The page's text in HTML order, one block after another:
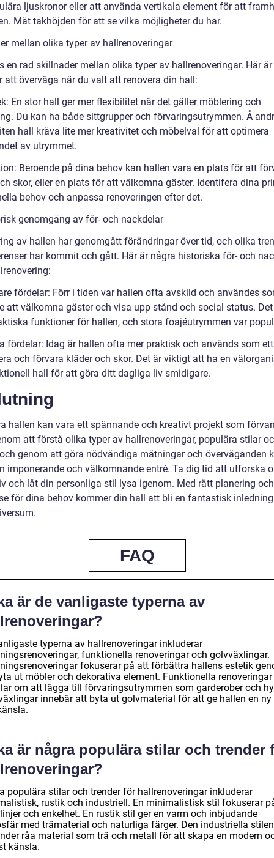
ljuskronor eller att använda vertikala element för att
Mät takhöjden för att se vilka möjligheter du har.
mellan olika typer av hallrenoveringar
en rad skillnader mellan olika typer av hallrenoveringar. Här
att överväga när du valt att renovera din hall:
En stor hall ger mer flexibilitet när det gäller möblering och
Du kan ha både sittgrupper och förvaringsutrymmen. Å
hall kräva lite mer kreativitet och möbelval för att optimera
av utrymmet.
Beroende på dina behov kan hallen vara en plats för att
skor, eller en plats för att välkomna gäster. Identifera dina
behov och anpassa renoveringen efter det.
genomgång av för- och nackdelar
av hallen har genomgått förändringar över tid, och olika
har kommit och gått. Här är några historiska för- och
fördelar: Förr i tiden var hallen ofta avskild och användes
att välkomna gäster och visa upp stånd och social status.
funktioner för hallen, och stora foajéutrymmen var
fördelar: Idag är hallen ofta mer praktisk och används som
och förvara kläder och skor. Det är viktigt att ha en
hall för att göra ditt dagliga liv smidigare.
hallen kan vara ett spännande och kreativt projekt som
att förstå olika typer av hallrenoveringar, populära stilar
genom att göra nödvändiga mätningar och överväganden
imponerande och välkomnande entré. Ta dig tid att utforska
och låt din personliga stil lysa igenom. Med rätt planering och
för dina behov kommer din hall att bli en fantastisk
FAQ
är de vanligaste typerna av
typerna av hallrenoveringar inkluderar
funktionella renoveringar och golvväxlingar.
fokuserar på att förbättra hallens estetik
ut möbler och dekorativa element. Funktionella renoveringar
om att lägga till förvaringsutrymmen som garderober och
innebär att byta ut golvmaterial för att ge hallen en ny
är några populära stilar och trender
populära stilar och trender för hallrenoveringar inkluderar
rustik och industriell. En minimalistisk stil fokuserar
och enkelhet. En rustik stil ger en varm och inbjudande
med trämaterial och naturliga färger. Den industriella stilen
råa material som trä och metall för att skapa en modern
känsla.